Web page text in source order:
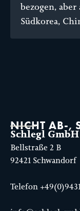
bezogen,
Südkorea,
NICHT AB-,
Schlegl GmbH
Bellstraße 2 B
92421 Schwandorf
Telefon